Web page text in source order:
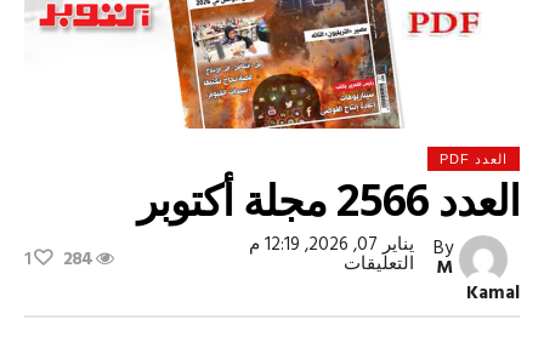
العدد PDF
العدد 2566 مجلة أكتوبر
By
M
Kamal
يناير 07, 2026, 12:19 م
التعليقاتعلى
مجلة
284
1